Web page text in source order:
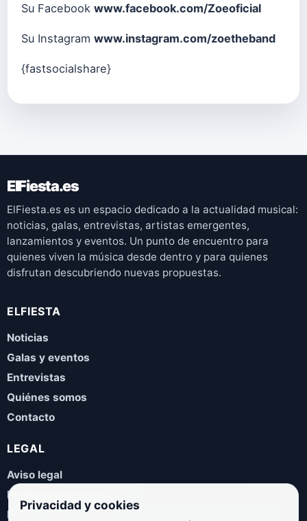
Su Facebook www.facebook.com/Zoeoficial
Su Instagram www.instagram.com/zoetheband
{fastsocialshare}
ElFiesta.es
ElFiesta.es es un espacio dedicado a la actualidad musical:
noticias, galas, entrevistas, artistas emergentes,
lanzamientos y eventos. Un punto de encuentro para
quienes viven la música desde dentro y para quienes
disfrutan descubriendo nuevas propuestas.
ELFIESTA
Noticias
Galas y eventos
Entrevistas
Quiénes somos
Contacto
LEGAL
Aviso legal
Política de privacidad
Política de cookies
Privacidad y cookies